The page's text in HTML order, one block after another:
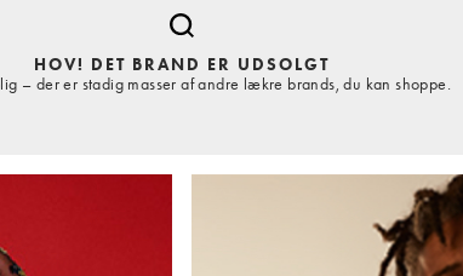
HOV! DET BRAND ER UDSOLGT
– der er stadig masser af andre lækre brands, du kan shoppe.